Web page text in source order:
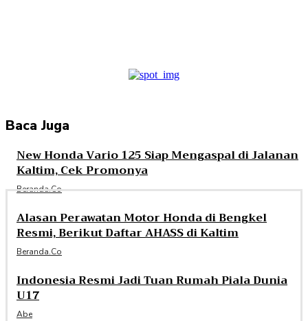
Baca Juga
New Honda Vario 125 Siap Mengaspal di Jalanan
Kaltim, Cek Promonya
Beranda.co
Alasan Perawatan Motor Honda di Bengkel
Resmi, Berikut Daftar AHASS di Kaltim
Beranda.co
Indonesia Resmi Jadi Tuan Rumah Piala Dunia
U17
Abe